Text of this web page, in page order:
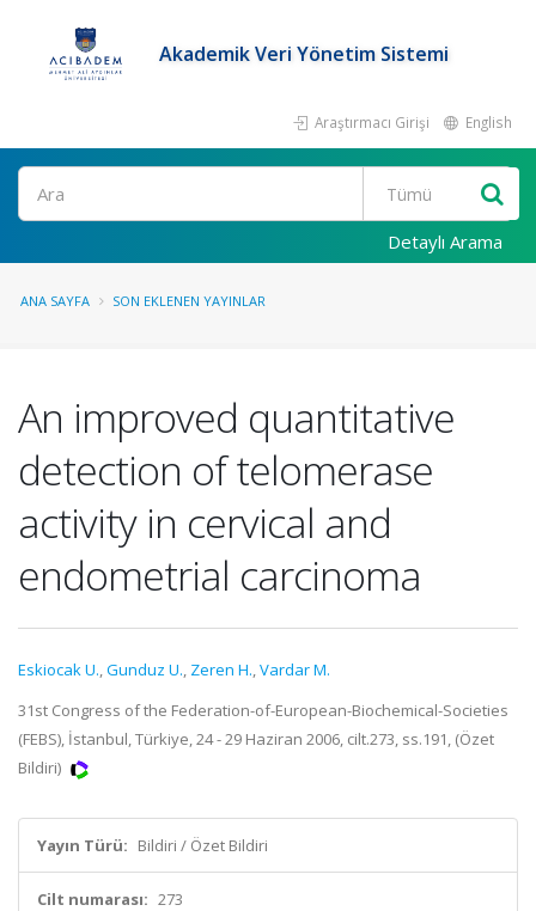
Akademik Veri Yönetim Sistemi
Araştırmacı Girişi English
Ara
Detaylı Arama
ANA SAYFA SON EKLENEN YAYINLAR
An improved quantitative
detection of telomerase
activity in cervical and
endometrial carcinoma
Eskiocak U.,Gunduz U., Zeren H.,Vardar M.
31st Congress of the Federation-of-European-Biochemical-Societies
(FEBS), İstanbul, Türkiye, 24 - 29 Haziran 2006, cilt.273, ss.191, (Özet
Bildiri)
Yayın Türü: Bildiri / Özet Bildiri
Cilt numarası: 273